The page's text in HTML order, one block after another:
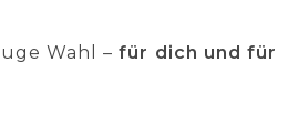
Wahl –für dich und für